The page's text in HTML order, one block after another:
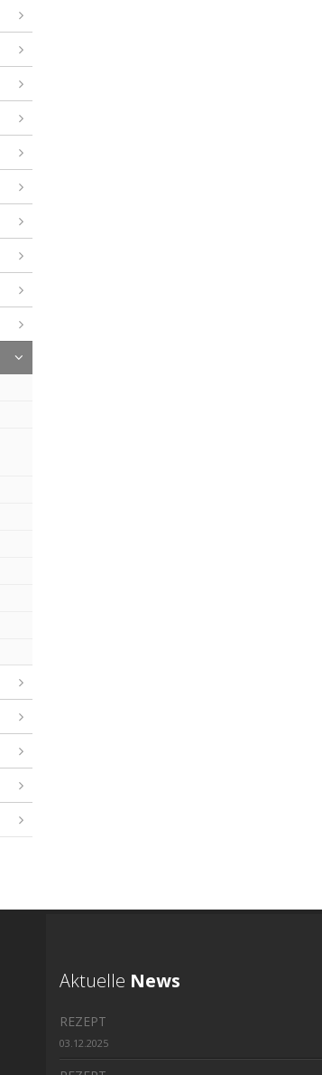
Aktuelle News
REZEPT
03.12.2025